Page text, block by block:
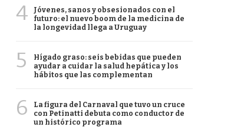
4
Jóvenes, sanos y obsesionados con el
futuro: el nuevo boom de la medicina de
la longevidad llega a Uruguay
5
Hígado graso: seis bebidas que pueden
ayudar a cuidar la salud hepática y los
hábitos que las complementan
6
La figura del Carnaval que tuvo un cruce
con Petinatti debuta como conductor de
un histórico programa